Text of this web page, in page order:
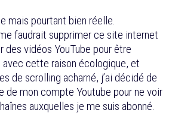
mais pourtant bien réelle.
faudrait supprimer ce site internet
des vidéos YouTube pour être
cette raison écologique, et
de scrolling acharné, j’ai décidé de
de mon compte Youtube pour ne voir
auxquelles je me suis abonné.